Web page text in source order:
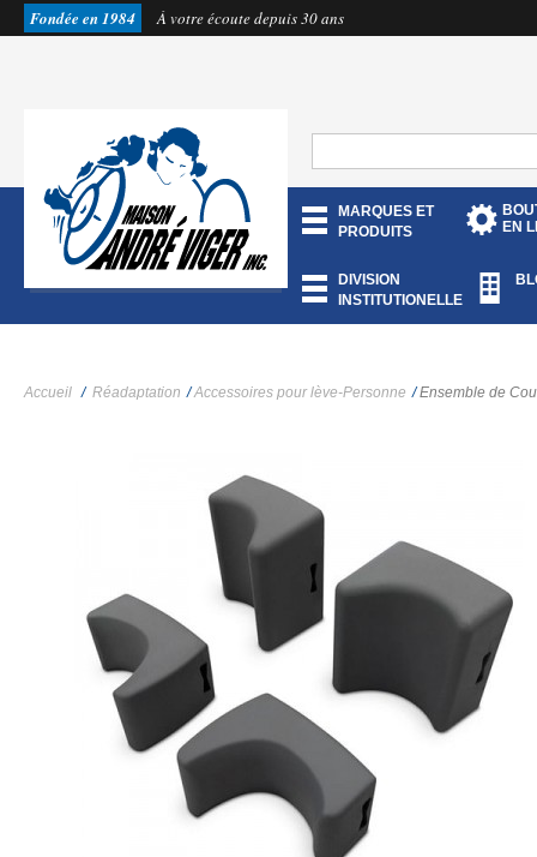
Fondée en 1984 À votre écoute depuis 30 ans
MARQUES ET
PRODUITS
EN
DIVISION
INSTITUTIONELLE
Accueil / Réadaptation / Accessoires pour lève-Personne / Ensemble de